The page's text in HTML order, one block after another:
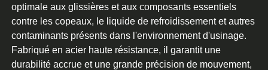
optimale aux glissières et aux composants essentiels
contre les copeaux, le liquide de refroidissement et autres
contaminants présents dans l'environnement d'usinage.
Fabriqué en acier haute résistance, il garantit une
durabilité accrue et une grande précision de mouvement,